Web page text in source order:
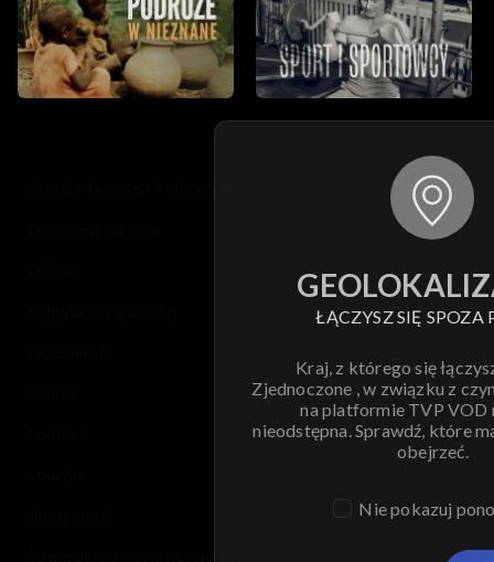
ŁĄCZYSZ SIĘ SPOZA
Kraj, z którego się
Zjednoczone , w związku z
na platformie TVP VOD
nieodstępna. Sprawdź, które
obejrzeć.
Nie pokazuj